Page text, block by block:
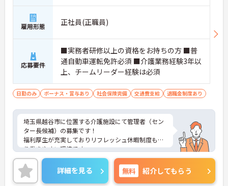
雇用形態 正社員(正職員)
応募要件
■実務者研修以上の資格をお持ちの方 ■普
通自動車運転免許必須 ■介護業務経験3年以
上、チームリーダー経験は必須
日勤のみ ボーナス・賞与あり 社会保険完備 交通費支給 退職金制度あり
埼玉県越谷市に位置する介護施設にて管理者（セン
ター長候補）の募集です！
福利厚生が充実しておりリフレッシュ休暇制度もあ
り働きやすい環境です。
ご興味ある方には、面接対策ポイントなど、さらに
詳細をお話しいたしますのでお気軽にご相談くださ
い！
詳細を見る 無料 紹介してもらう